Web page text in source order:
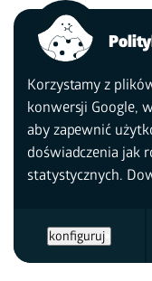
Korzystamy z
konwersji Google,
aby zapewnić
doświadczenia jak
statystycznych.
konfiguruj